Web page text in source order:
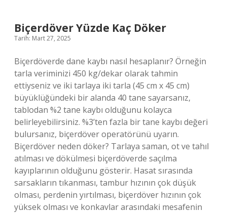
Biçerdöver Yüzde Kaç Döker
Tarih: Mart 27, 2025
Biçerdöverde dane kaybı nasıl hesaplanır? Örneğin
tarla veriminizi 450 kg/dekar olarak tahmin
ettiyseniz ve iki tarlaya iki tarla (45 cm x 45 cm)
büyüklüğündeki bir alanda 40 tane sayarsanız,
tablodan %2 tane kaybı olduğunu kolayca
belirleyebilirsiniz. %3’ten fazla bir tane kaybı değeri
bulursanız, biçerdöver operatörünü uyarın.
Biçerdöver neden döker? Tarlaya saman, ot ve tahıl
atılması ve dökülmesi biçerdöverde saçılma
kayıplarının olduğunu gösterir. Hasat sırasında
sarsakların tıkanması, tambur hızının çok düşük
olması, perdenin yırtılması, biçerdöver hızının çok
yüksek olması ve konkavlar arasındaki mesafenin